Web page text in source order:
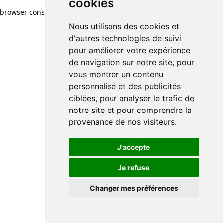
cookies
Nous utilisons des cookies et
d'autres technologies de suivi
pour améliorer votre expérience
de navigation sur notre site, pour
vous montrer un contenu
personnalisé et des publicités
ciblées, pour analyser le trafic de
notre site et pour comprendre la
provenance de nos visiteurs.
J'accepte
Je refuse
Changer mes préférences
browser console for more information)